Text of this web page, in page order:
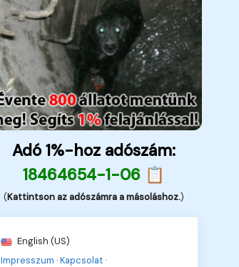
Adó 1%-hoz adószám:
18464654-1-06 📋
(Kattintson az adószámra a másoláshoz.)
English (US)
Impresszum ·Kapcsolat ·